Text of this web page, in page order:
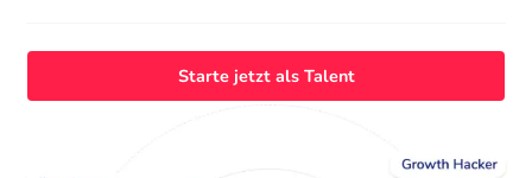
Starte jetzt als Talent